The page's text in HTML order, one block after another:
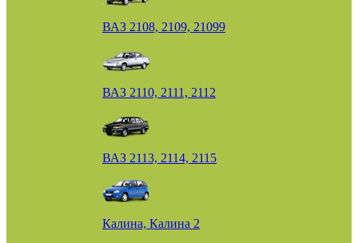
ВАЗ 2108, 2109, 21099
ВАЗ 2110, 2111, 2112
ВАЗ 2113, 2114, 2115
Калина, Калина 2